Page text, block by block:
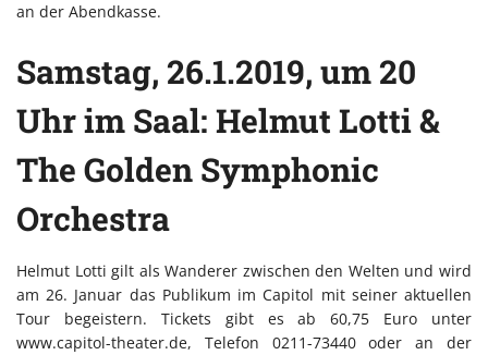
an der Abendkasse.
Samstag, 26.1.2019, um 20
Uhr im Saal: Helmut Lotti &
The Golden Symphonic
Orchestra
Helmut Lotti gilt als Wanderer zwischen den Welten und wird
am 26. Januar das Publikum im Capitol mit seiner aktuellen
Tour begeistern. Tickets gibt es ab 60,75 Euro unter
www.capitol-theater.de, Telefon 0211-73440 oder an der